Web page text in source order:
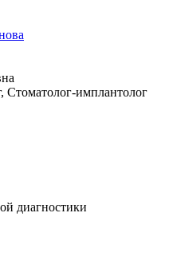
Стоматолог-имплантолог
диагностики